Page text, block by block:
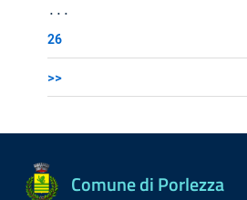
...
26
>>
Comune di Porlezza